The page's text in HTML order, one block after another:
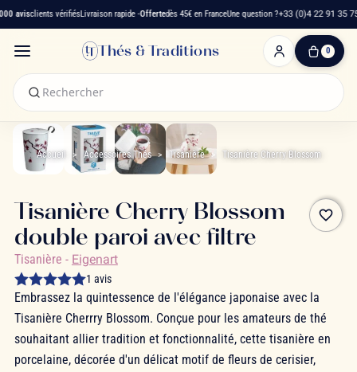
avisclients vérifiésLivraison rapide -Offertedès 45€ en FranceUne question ?+33 (0)4 22 91 35 75
Thés & Traditions 0
0
panier
Accueil Accessoires Thés Tisanière Tisanière Cherry Blossom
favorite_border
Tisanière Cherry Blossom
double paroi avec filtre
Tisanière - Eigenart
1 avis
Embrassez la quintessence de l'élégance japonaise avec la
Tisanière Cherrry Blossom. Conçue pour les amateurs de thé
souhaitant allier tradition et fonctionnalité, cette tisanière en
porcelaine, décorée d'un délicat motif de fleurs de cerisier,